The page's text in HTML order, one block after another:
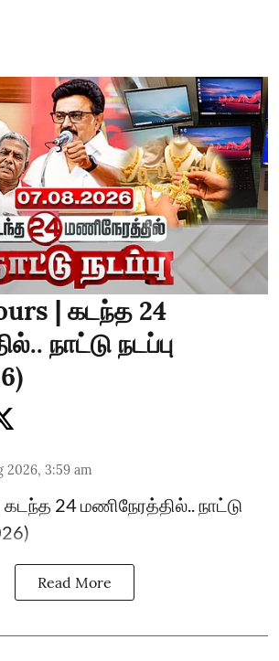
| கடந்த 24
நாட்டு நடப்பு
2026, 3:59 am
கடந்த 24 மணிநேரத்தில்.. நாட்டு
Read More